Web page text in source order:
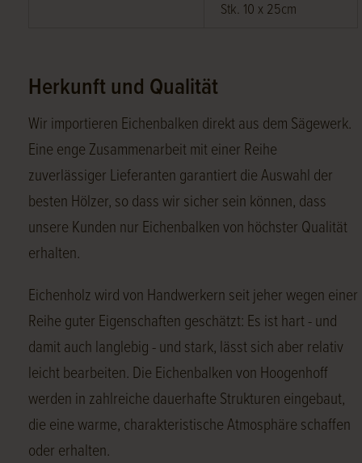
Stk. 10 x 25cm
Herkunft und Qualität
Wir importieren Eichenbalken direkt aus dem Sägewerk.
Eine enge Zusammenarbeit mit einer Reihe
zuverlässiger Lieferanten garantiert die Auswahl der
besten Hölzer, so dass wir sicher sein können, dass
unsere Kunden nur Eichenbalken von höchster Qualität
erhalten.
Eichenholz wird von Handwerkern seit jeher wegen einer
Reihe guter Eigenschaften geschätzt: Es ist hart - und
damit auch langlebig - und stark, lässt sich aber relativ
leicht bearbeiten. Die Eichenbalken von Hoogenhoff
werden in zahlreiche dauerhafte Strukturen eingebaut,
die eine warme, charakteristische Atmosphäre schaffen
oder erhalten.